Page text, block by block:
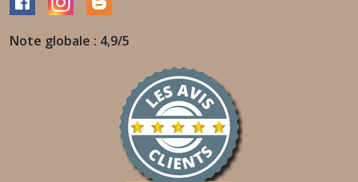
Note globale : 4,9/5